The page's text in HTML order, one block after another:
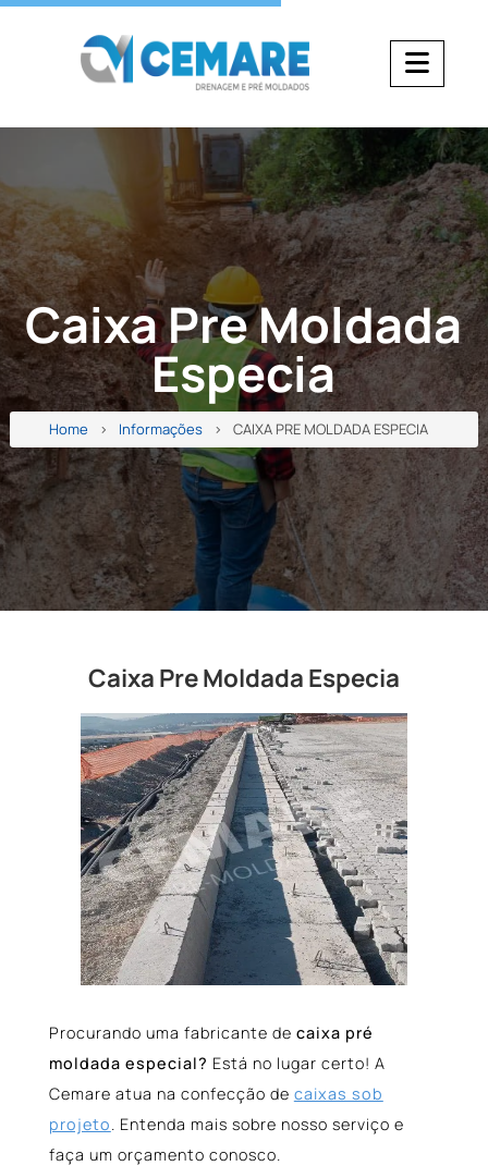
Caixa Pre Moldada
Especia
Home Informações CAIXA PRE MOLDADA ESPECIA
Caixa Pre Moldada Especia
Procurando uma fabricante de caixa pré
moldada especial? Está no lugar certo! A
Cemare atua na confecção de caixas sob
projeto. Entenda mais sobre nosso serviço e
faça um orçamento conosco.